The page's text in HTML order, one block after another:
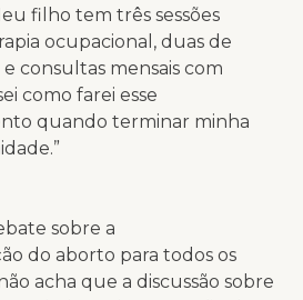
filho tem três sessões
ocupacional, duas de
consultas mensais com
como farei esse
quando terminar minha
sobre a
do aborto para todos os
acha que a discussão sobre